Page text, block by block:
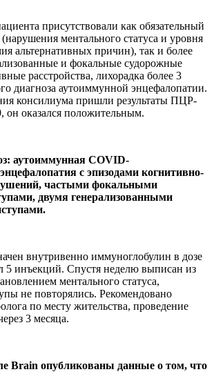
присутствовали как обязательный
ментального статуса и уровня
альтернативных причин), так и более
и фокальные судорожные
расстройства, лихорадка более 3
диагноза аутоиммунной энцефалопатии.
консилиума пришли результаты ПЦР-
он оказался положительным.
аутоиммунная COVID-
с эпизодами когнитивно-
частыми фокальными
двумя генерализованными
внутривенно иммуноглобулин в дозе
5 инъекций. Спустя неделю выписан из
ментального статуса,
не повторялись. Рекомендовано
по месту жительства, проведение
3 месяца.
Brain опубликованы данные о том, что